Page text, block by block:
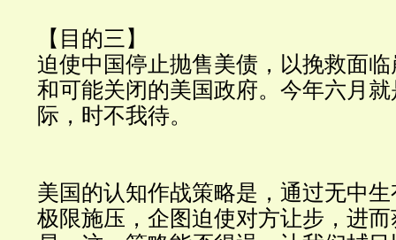
【目的三】
迫使中国停止抛售美债，以挽救面
和可能关闭的美国政府。今年六月
际，时不我待。
美国的认知作战策略是，通过无中
极限施压，企图迫使对方让步，进